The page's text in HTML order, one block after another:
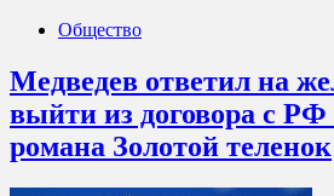
Общество
Медведев ответил на
выйти из договора с РФ
романа Золотой теленок